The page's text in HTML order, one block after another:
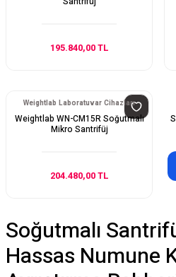
195.840,00 TL
Weightlab Laboratuvar Cihazları
Weightlab WN-CM15R Soğutmalı
Mikro Santrifüj
204.480,00 TL
Soğutmalı
Hassas Numune